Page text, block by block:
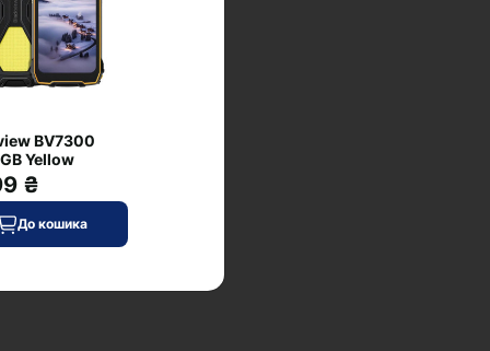
BV7300
Yellow
₴
До кошика